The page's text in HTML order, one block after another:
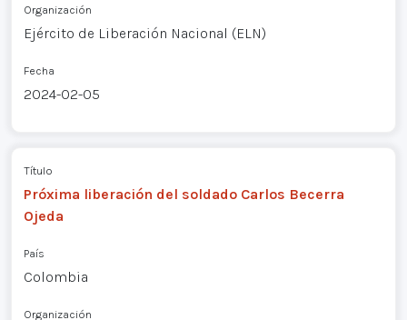
Organización
Ejército de Liberación Nacional (ELN)
Fecha
2024-02-05
Título
Próxima liberación del soldado Carlos Becerra
Ojeda
País
Colombia
Organización